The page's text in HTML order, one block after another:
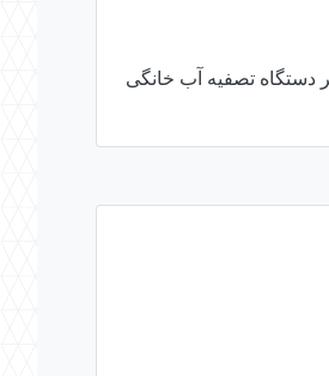
تصفیه آب خانگی